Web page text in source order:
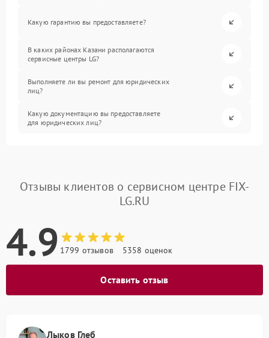
Какую гарантию вы предоставляете?
В каких районах Казани располагаются
сервисные центры LG?
Выполняете ли вы ремонт для юридических
лиц?
Какую документацию вы предоставляете
для юридических лиц?
Отзывы клиентов о сервисном центре FIX-
LG.RU
4.9 1799 отзывов 5358 оценок
Оставить отзыв
Лыков Глеб